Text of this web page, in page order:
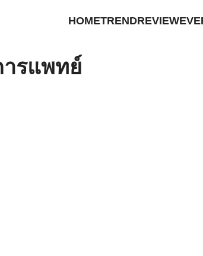
HOMETRENDREVIEW
รแพทย์